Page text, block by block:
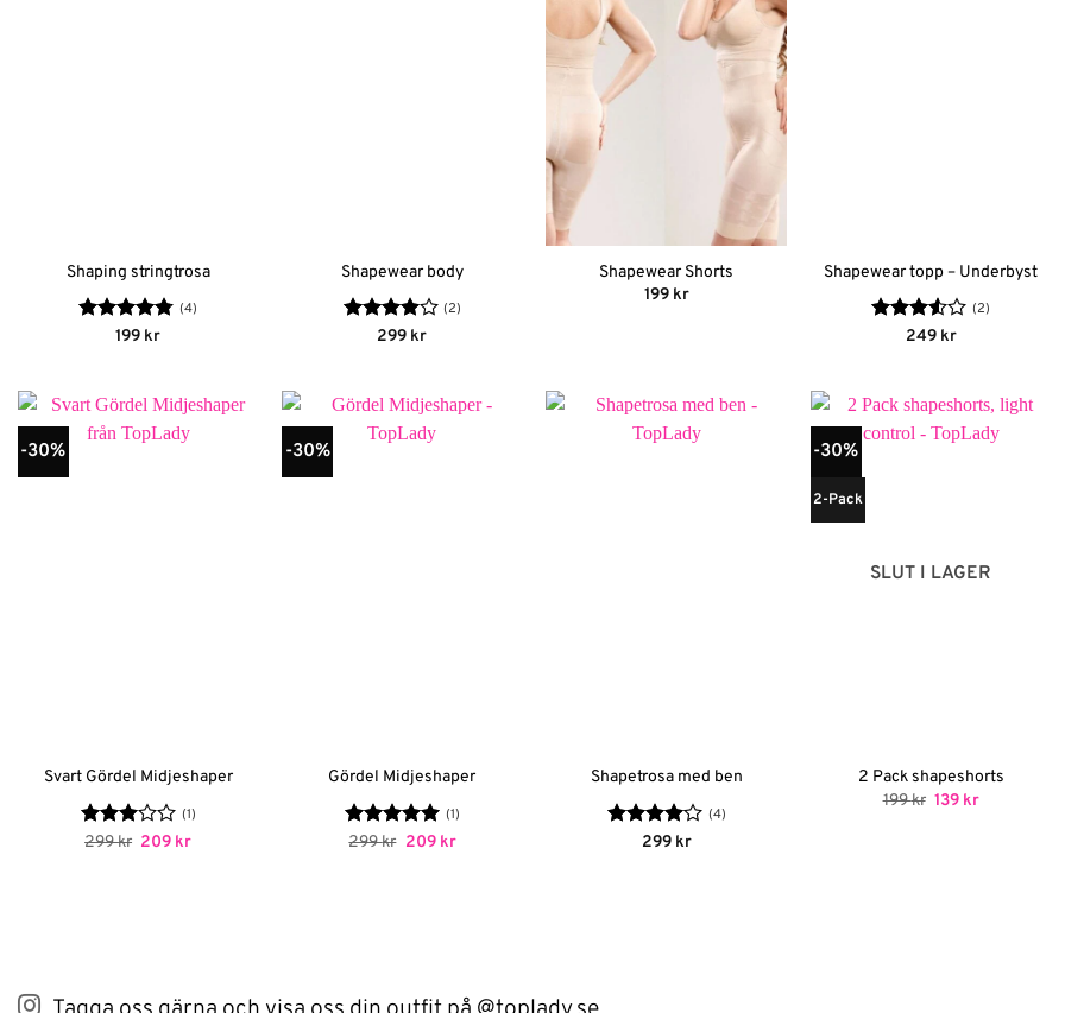
Shaping stringtrosa
Betygsatt
(4)
199 kr
Shapewear body
Betygsatt
(2)
299 kr
Shapewear Shorts
199 kr
Shapewear topp – Underbyst
Betygsatt
(2)
249 kr
-30%
Svart Gördel Midjeshaper
Betygsatt
(1)
299kr Det
209 krDet
-30%
Gördel Midjeshaper
Betygsatt5
(1)
299kr Det
209 krDet
Shapetrosa med ben
Betygsatt
(4)
299 kr
-30%
2-Pack
SLUT I LAGER
2 Pack shapeshorts
199kr Det
139 krDet